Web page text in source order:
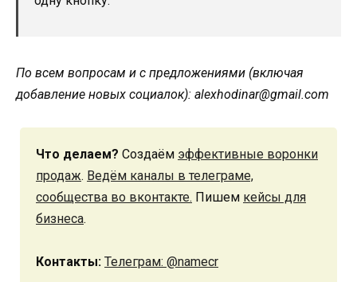
По всем вопросам и с предложениями (включая
добавление новых социалок): alexhodinar@gmail.com
Что делаем? Создаём эффективные воронки
продаж. Ведём каналы в телеграме,
сообщества во вконтакте. Пишем кейсы для
бизнеса.
Контакты: Телеграм: @namecr